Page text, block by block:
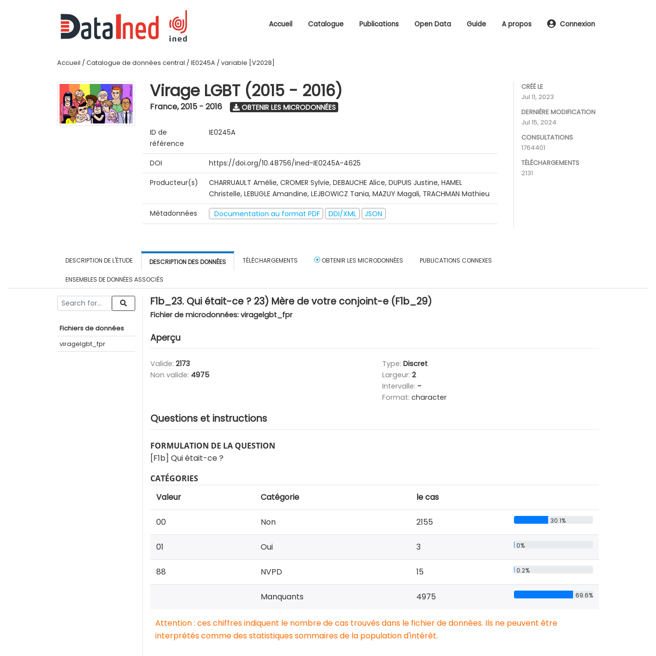
Accueil Catalogue Publications Open Data Guide A propos Connexion
Accueil / Catalogue de données central / IE0245A / variable [V2028]
Virage LGBT (2015 - 2016)
France,2015 - 2016 OBTENIR LES MICRODONNÉES
ID de
référence
IE0245A
DOI
https://doi.org/10.48756/ined-IE0245A-4625
Producteur(s)
CHARRUAULT Amélie, CROMER Sylvie, DEBAUCHE Alice, DUPUIS Justine, HAMEL
Christelle, LEBUGLE Amandine, LEJBOWICZ Tania, MAZUY Magali, TRACHMAN Mathieu
Métadonnées
Documentation au format PDF DDI/XML JSON
CRÉÉ LE
Jul 11, 2023
DERNIÈRE MODIFICATION
Jul 15, 2024
CONSULTATIONS
1764401
TÉLÉCHARGEMENTS
2131
DESCRIPTION DE L'ÉTUDE DESCRIPTION DES DONNÉES TÉLÉCHARGEMENTS OBTENIR LES MICRODONNÉES PUBLICATIONS CONNEXES
ENSEMBLES DE DONNÉES ASSOCIÉS
Fichiers de données
viragelgbt_fpr
F1b_23. Qui était-ce ? 23) Mère de votre conjoint-e (F1b_29)
Fichier de microdonnées: viragelgbt_fpr
Aperçu
Valide: 2173
Non valide: 4975
Type: Discret
Largeur: 2
Intervalle: -
Format: character
Questions et instructions
FORMULATION DE LA QUESTION
[F1b] Qui était-ce ?
CATÉGORIES
Valeur Catégorie le cas
00 Non 2155 30.1%
01 Oui 3 0%
88 NVPD 15 0.2%
Manquants 4975 69.6%
Attention : ces chiffres indiquent le nombre de cas trouvés dans le fichier de données. Ils ne peuvent être
interprétés comme des statistiques sommaires de la population d'intérêt.